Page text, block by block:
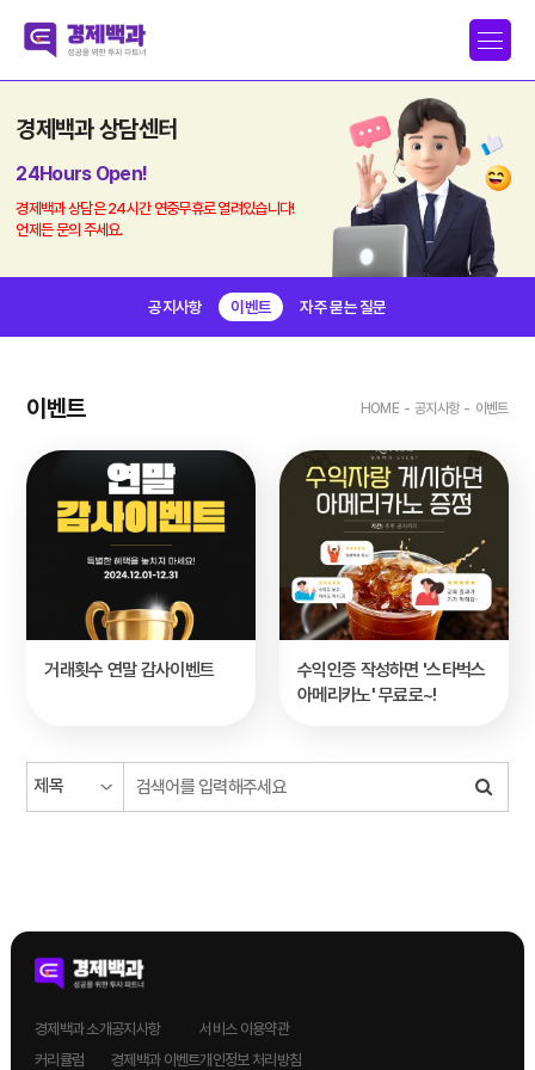
경제백과 상담센터
24Hours Open!
경제백과 상담은 24시간 연중무휴로 열려있습니다!
언제든 문의 주세요.
공지사항 이벤트 자주 묻는 질문
이벤트 HOME - 공지사항 - 이벤트
거래횟수 연말 감사이벤트
수익인증 작성하면 '스타벅스
아메리카노' 무료로~!
경제백과 소개
커리큘럼
공지사항
경제백과 이벤트
서비스 이용약관
개인정보 처리방침